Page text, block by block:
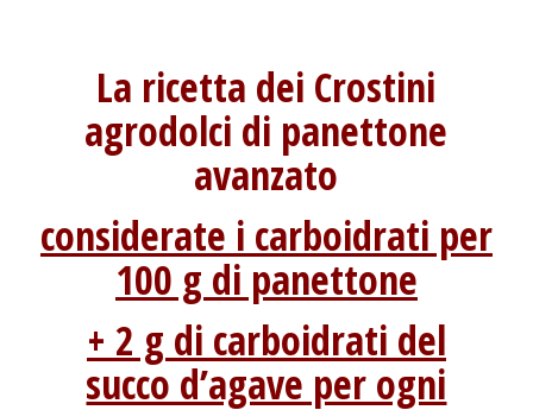
La ricetta dei Crostini
agrodolci di panettone
avanzato
considerate i carboidrati per
100 g di panettone
+ 2 g di carboidrati del
succo d’agave per ogni